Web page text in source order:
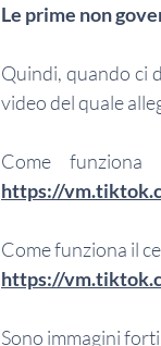
Le prime non
Quindi, quando ci
video del quale
https://
Come funziona il
https://
Sono immagini